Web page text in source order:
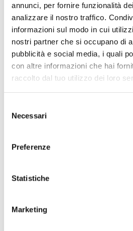
annunci, per fornire funzionalità
analizzare il nostro traffico.
informazioni sul modo in cui
nostri partner che si occupano di
pubblicità e social media, i quali
con altre informazioni che hai
raccolto dal tuo utilizzo dei loro
delNecessari
Preferenze
Statistiche
Marketing